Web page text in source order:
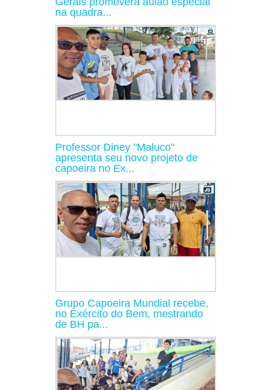
na quadra...
Professor Diney "Maluco"
apresenta seu novo projeto de
capoeira no Ex...
Grupo Capoeira Mundial recebe,
no Exército do Bem, mestrando
de BH pa...